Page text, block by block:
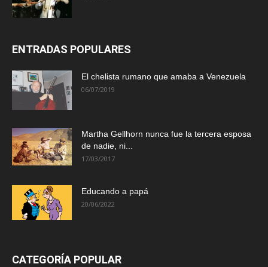
ENTRADAS POPULARES
El chelista rumano que amaba a Venezuela
06/07/2019
Martha Gellhorn nunca fue la tercera esposa
de nadie, ni...
17/03/2017
Educando a papá
20/06/2022
CATEGORÍA POPULAR